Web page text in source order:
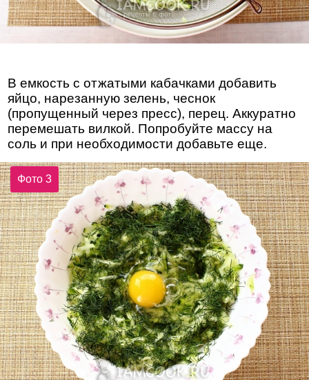
В емкость с отжатыми кабачками добавить
яйцо, нарезанную зелень, чеснок
(пропущенный через пресс), перец. Аккуратно
перемешать вилкой. Попробуйте массу на
соль и при необходимости добавьте еще.
Фото 3